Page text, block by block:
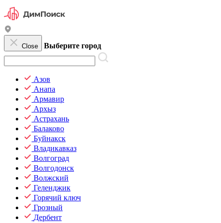
Close Выберите город
Азов
Анапа
Армавир
Архыз
Астрахань
Балаково
Буйнакск
Владикавказ
Волгоград
Волгодонск
Волжский
Геленджик
Горячий ключ
Грозный
Дербент